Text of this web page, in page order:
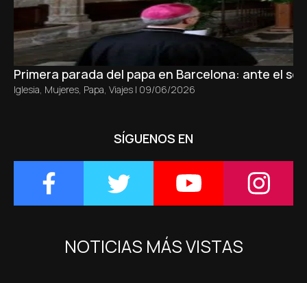
Primera parada del papa en Barcelona: ante el
Iglesia, Mujeres, Papa, Viajes | 09/06/2026
SÍGUENOS EN
NOTICIAS MÁS VISTAS